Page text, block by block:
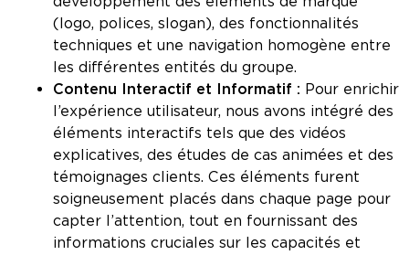
(logo, polices, slogan), des fonctionnalités
techniques et une navigation homogène entre
les différentes entités du groupe.
Contenu Interactif et Informatif : Pour enrichir
l’expérience utilisateur, nous avons intégré des
éléments interactifs tels que des vidéos
explicatives, des études de cas animées et des
témoignages clients. Ces éléments furent
soigneusement placés dans chaque page pour
capter l’attention, tout en fournissant des
informations cruciales sur les capacités et